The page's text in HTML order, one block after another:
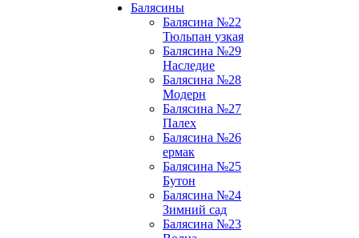
Балясины
Балясина №22
Тюльпан узкая
Балясина №29
Наследие
Балясина №28
Модерн
Балясина №27
Палех
Балясина №26
ермак
Балясина №25
Бутон
Балясина №24
Зимний сад
Балясина №23